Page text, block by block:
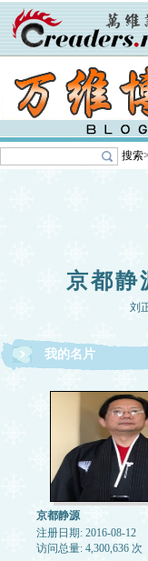
搜索
京都静
刘
我的名片
京都静源
注册日期: 2016-08-12
访问总量: 4,300,636 次